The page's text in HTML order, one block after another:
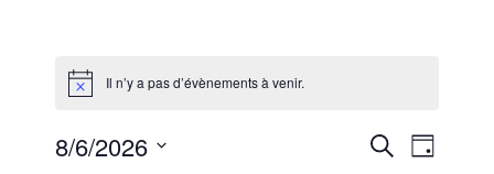
Notice Il n’y a pas d’évènements à venir.
Recherche
Jour
8/6/2026